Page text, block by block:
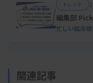
トレンド
編集部
忙しい臨床
関連記事